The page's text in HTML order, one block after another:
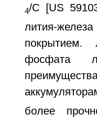
4/C [US
лития-
покрытием.
фосфата
более